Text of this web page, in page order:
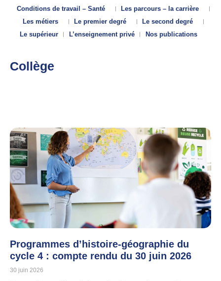
Conditions de travail – Santé
Les parcours – la carrière
Les métiers
Le premier degré
Le second degré
Le supérieur
L’enseignement privé Nos publications
Collège
Programmes d’histoire-géographie du
cycle 4 : compte rendu du 30 juin 2026
30 juin 2026